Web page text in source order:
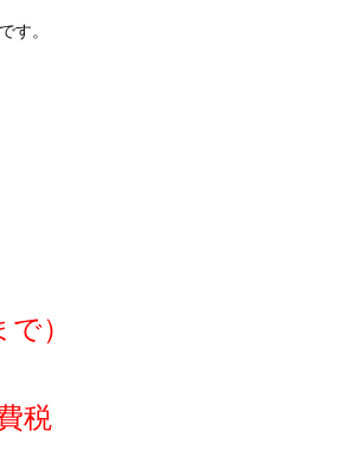
す。
）
税